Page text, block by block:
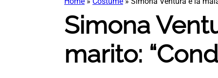
Simona
marito: